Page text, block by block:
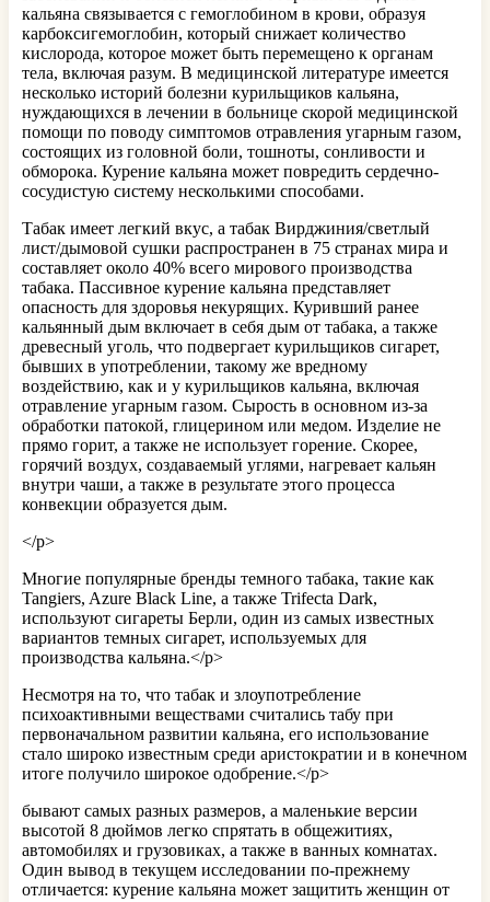
кальяна связывается с гемоглобином в крови, образуя
карбоксигемоглобин, который снижает количество
кислорода, которое может быть перемещено к органам
тела, включая разум. В медицинской литературе имеется
несколько историй болезни курильщиков кальяна,
нуждающихся в лечении в больнице скорой медицинской
помощи по поводу симптомов отравления угарным газом,
состоящих из головной боли, тошноты, сонливости и
обморока. Курение кальяна может повредить сердечно-
сосудистую систему несколькими способами.
Табак имеет легкий вкус, а табак Вирджиния/светлый
лист/дымовой сушки распространен в 75 странах мира и
составляет около 40% всего мирового производства
табака. Пассивное курение кальяна представляет
опасность для здоровья некурящих. Куривший ранее
кальянный дым включает в себя дым от табака, а также
древесный уголь, что подвергает курильщиков сигарет,
бывших в употреблении, такому же вредному
воздействию, как и у курильщиков кальяна, включая
отравление угарным газом. Сырость в основном из-за
обработки патокой, глицерином или медом. Изделие не
прямо горит, а также не использует горение. Скорее,
горячий воздух, создаваемый углями, нагревает кальян
внутри чаши, а также в результате этого процесса
конвекции образуется дым.
</р>
Многие популярные бренды темного табака, такие как
Tangiers, Azure Black Line, а также Trifecta Dark,
используют сигареты Берли, один из самых известных
вариантов темных сигарет, используемых для
производства кальяна.</p>
Несмотря на то, что табак и злоупотребление
психоактивными веществами считались табу при
первоначальном развитии кальяна, его использование
стало широко известным среди аристократии и в конечном
итоге получило широкое одобрение.</p>
бывают самых разных размеров, а маленькие версии
высотой 8 дюймов легко спрятать в общежитиях,
автомобилях и грузовиках, а также в ванных комнатах.
Один вывод в текущем исследовании по-прежнему
отличается: курение кальяна может защитить женщин от